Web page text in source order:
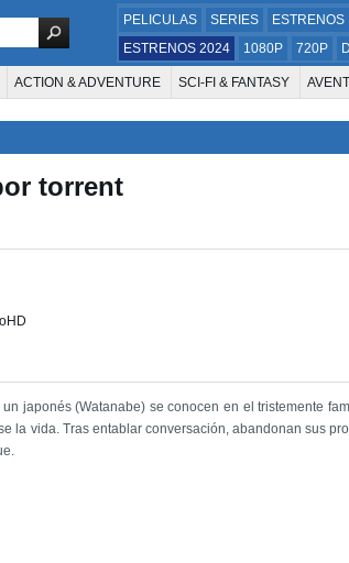
PELICULAS SERIES ESTRENOS
ESTRENOS 2024
1080P 720P
ACTION & ADVENTURE SCI-FI & FANTASY
torrent
japonés (Watanabe) se conocen en el tristemente
la vida. Tras entablar conversación, abandonan sus